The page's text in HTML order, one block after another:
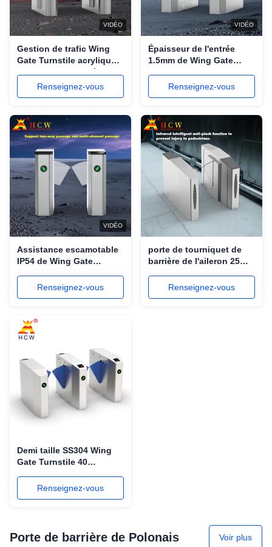
VIDÉO
Gestion de trafic Wing
Gate Turnstile acrylique
50/60HZ pour la métro de
souterrain
Renseignez-vous
VIDÉO
Épaisseur de l'entrée
1.5mm de Wing Gate
de voie rapide
Renseignez-vous
VIDÉO
Assistance escamotable
IP54 de Wing Gate
barrière d'aileron
Renseignez-vous
porte de tourniquet de
barrière de l'aileron 25W
d'Infrared Mechanical
Anti de lecteur de cartes
Renseignez-vous
Demi taille SS304 Wing
Gate Turnstile 40
Support IC
Renseignez-vous
Porte de barrière de Polonais Voir plus